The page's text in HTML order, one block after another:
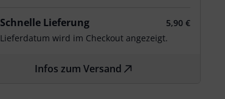
Schnelle Lieferung
5,90 €
Lieferdatum wird im Checkout angezeigt.
Infos zum Versand